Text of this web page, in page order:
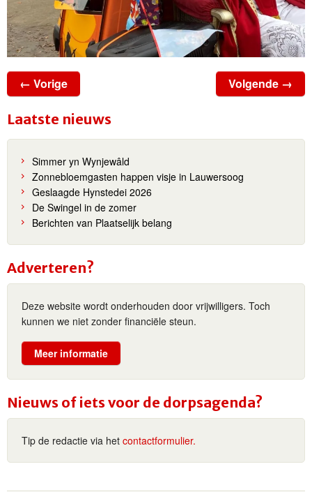
← Vorige Volgende →
Laatste nieuws
Simmer yn Wynjewâld
Zonnebloemgasten happen visje in Lauwersoog
Geslaagde Hynstedei 2026
De Swingel in de zomer
Berichten van Plaatselijk belang
Adverteren?
Deze website wordt onderhouden door vrijwilligers. Toch
kunnen we niet zonder financiële steun.
Meer informatie
Nieuws of iets voor de dorpsagenda?
Tip de redactie via het contactformulier.